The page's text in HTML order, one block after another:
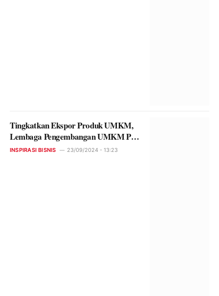
Tingkatkan Ekspor Produk UMKM,
Lembaga Pengembangan UMKM PP
Muhammadiyah Resmi Gandeng
INSPIRASI BISNIS 23/09/2024 - 13:23